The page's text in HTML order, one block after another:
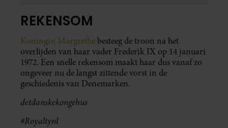
REKENSOM
Koningin Margrethe besteeg de troon na het
overlijden van haar vader Frederik IX op 14 januari
1972. Een snelle rekensom maakt haar dus vanaf zo
ongeveer nu de langst zittende vorst in de
geschiedenis van Denemarken.
detdanskekongehus
#Royaltynl